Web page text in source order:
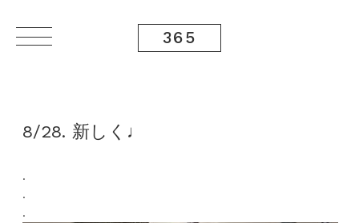
365
8/28. 新しく♩
.
.
.